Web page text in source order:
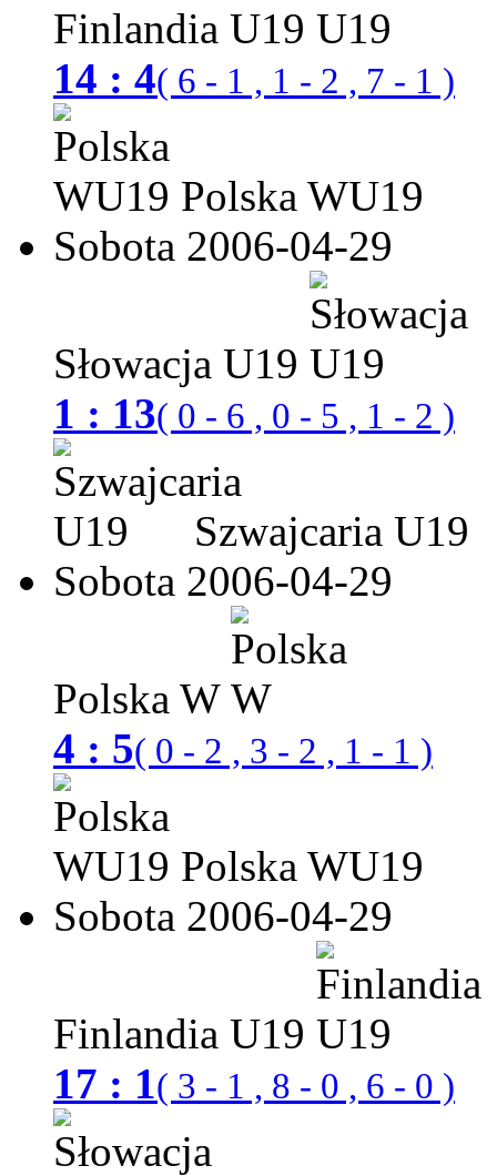
Finlandia U19
14 : 4( 6 - 1 , 1 - 2 , 7 - 1 )
Polska WU19
Sobota 2006-04-29
Słowacja U19
1 : 13( 0 - 6 , 0 - 5 , 1 - 2 )
Szwajcaria U19
Sobota 2006-04-29
Polska W
4 : 5( 0 - 2 , 3 - 2 , 1 - 1 )
Polska WU19
Sobota 2006-04-29
Finlandia U19
17 : 1( 3 - 1 , 8 - 0 , 6 - 0 )